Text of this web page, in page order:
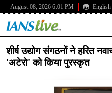
August 08, 2026 6:01 PM English
शीर्ष उद्योग संगठनों ने हरित
'अटेरो' को किया पुरस्कृत